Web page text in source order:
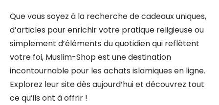
Que vous soyez à la recherche de cadeaux uniques,
d’articles pour enrichir votre pratique religieuse ou
simplement d’éléments du quotidien qui reflètent
votre foi, Muslim-Shop est une destination
incontournable pour les achats islamiques en ligne.
Explorez leur site dès aujourd’hui et découvrez tout
ce qu’ils ont à offrir !